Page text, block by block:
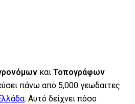
και Τοπογράφων
πάνω από 5,000 γεωδαιτες
. Αυτό δείχνει πόσο